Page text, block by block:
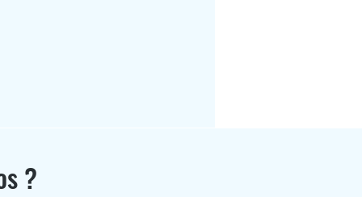
?